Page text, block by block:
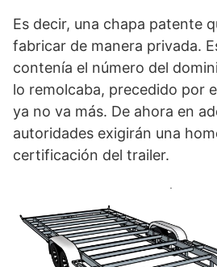
Es decir, una chapa patente
fabricar de manera privada.
contenía el número del
lo remolcaba, precedido por
ya no va más. De ahora en
autoridades exigirán una
certificación del trailer.